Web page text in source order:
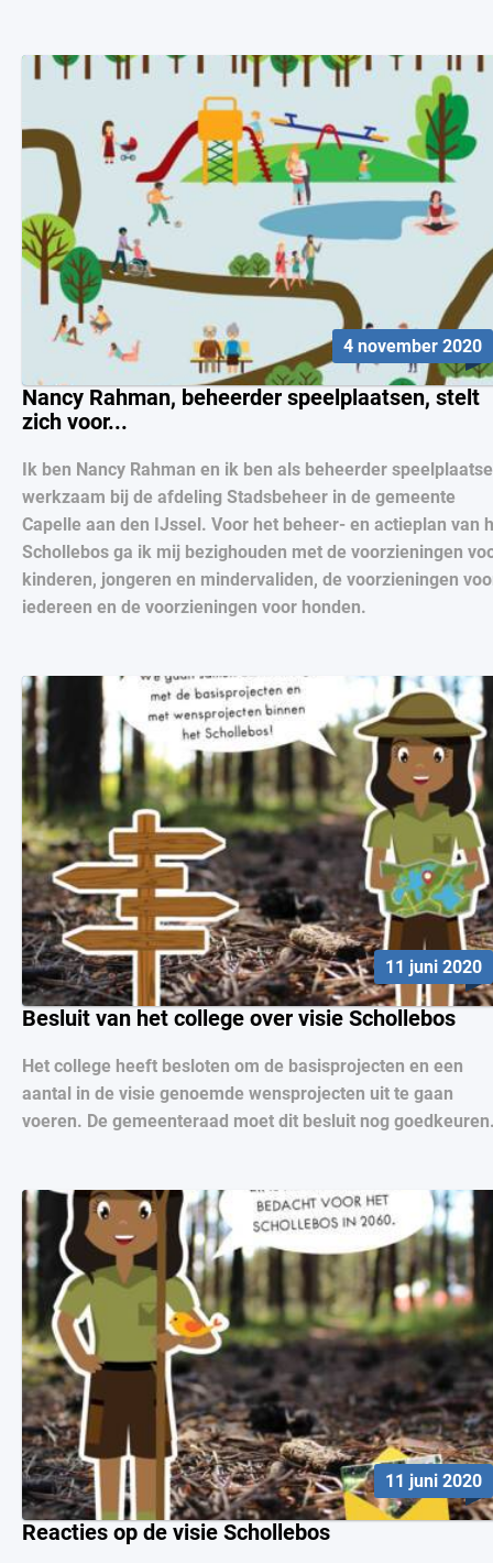
4 november 2020
Nancy Rahman, beheerder speelplaatsen, stelt
zich voor...
Ik ben Nancy Rahman en ik ben als beheerder
werkzaam bij de afdeling Stadsbeheer in de gemeente
Capelle aan den IJssel. Voor het beheer- en actieplan van
Schollebos ga ik mij bezighouden met de voorzieningen
kinderen, jongeren en mindervaliden, de voorzieningen
iedereen en de voorzieningen voor honden.
11 juni 2020
Besluit van het college over visie Schollebos
Het college heeft besloten om de basisprojecten en een
aantal in de visie genoemde wensprojecten uit te gaan
voeren. De gemeenteraad moet dit besluit nog
11 juni 2020
Reacties op de visie Schollebos